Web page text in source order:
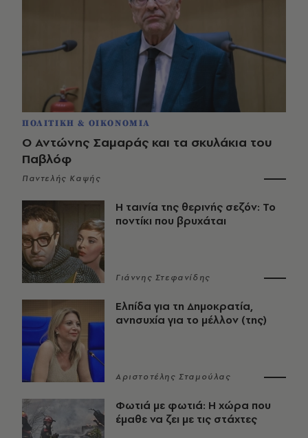
ΠΟΛΙΤΙΚΗ & ΟΙΚΟΝΟΜΙΑ
Ο Αντώνης Σαμαράς και τα σκυλάκια του
Παβλόφ
Παντελής Καψής
Η ταινία της θερινής σεζόν: Το
ποντίκι που βρυχάται
Γιάννης Στεφανίδης
Ελπίδα για τη Δημοκρατία,
ανησυχία για το μέλλον (της)
Αριστοτέλης Σταμούλας
Φωτιά με φωτιά: Η χώρα που
έμαθε να ζει με τις στάχτες